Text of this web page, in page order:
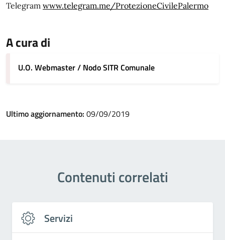
Telegram www.telegram.me/ProtezioneCivilePalermo
A cura di
U.O. Webmaster / Nodo SITR Comunale
Ultimo aggiornamento: 09/09/2019
Contenuti correlati
Servizi